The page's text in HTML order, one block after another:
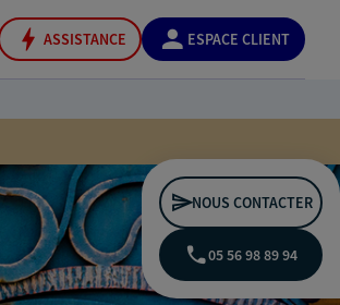
ASSISTANCE ESPACE CLIENT
NOUS CONTACTER
05 56 98 89 94